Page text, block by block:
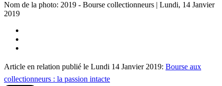
Nom de la photo: 2019 - Bourse collectionneurs | Lundi, 14 Janvier
2019
Article en relation publié le Lundi 14 Janvier 2019: Bourse aux
collectionneurs : la passion intacte